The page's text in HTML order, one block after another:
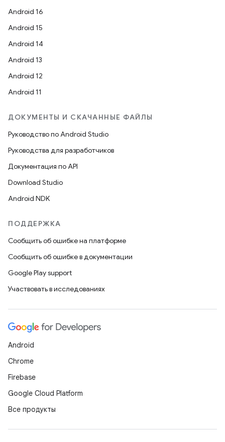
Android 16
Android 15
Android 14
Android 13
Android 12
Android 11
ДОКУМЕНТЫ И СКАЧАННЫЕ ФАЙЛЫ
Руководство по Android Studio
Руководства для разработчиков
Документация по API
Download Studio
Android NDK
ПОДДЕРЖКА
Сообщить об ошибке на платформе
Сообщить об ошибке в документации
Google Play support
Участвовать в исследованиях
Android
Chrome
Firebase
Google Cloud Platform
Все продукты